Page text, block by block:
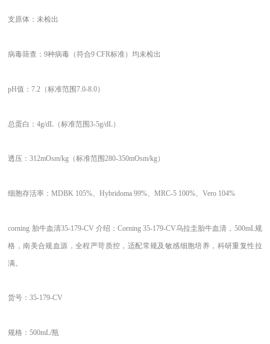
支原体：未检出
病毒筛查：9种病毒（符合9 CFR标准）均未检出
pH值：7.2（标准范围7.0-8.0）
总蛋白：4g/dL（标准范围3-5g/dL）
透压：312mOsm/kg（标准范围280-350mOsm/kg）
细胞存活率：MDBK 105%、Hybridoma 99%、MRC-5 100%、Vero 104%
corning 胎牛血清35-179-CV 介绍：Corning 35-179-CV乌拉圭胎牛血清，500mL规
格，南美合规血源，全程严苛质控，适配常规及敏感细胞培养，科研重复性拉
满。
货号：35-179-CV
规格：500mL/瓶